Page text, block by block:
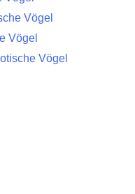
Vögel
Vögel
Vögel